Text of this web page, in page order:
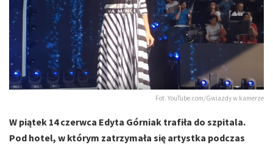
Fot. YouTube.com/Gwiazdy w kamerze
W piątek 14 czerwca Edyta Górniak trafiła do szpitala.
Pod hotel, w którym zatrzymała się artystka podczas